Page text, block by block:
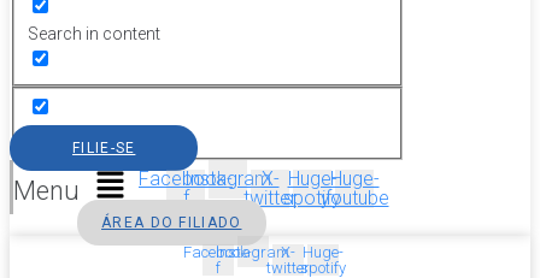
Search in content
Menu
FILIE-SE
Facebook-
f
InstagramX-
twitter
Huge-
spotify
Huge-
youtube
ÁREA DO FILIADO
Facebook-
f
InstagramX-
twitter
Huge-
spotify